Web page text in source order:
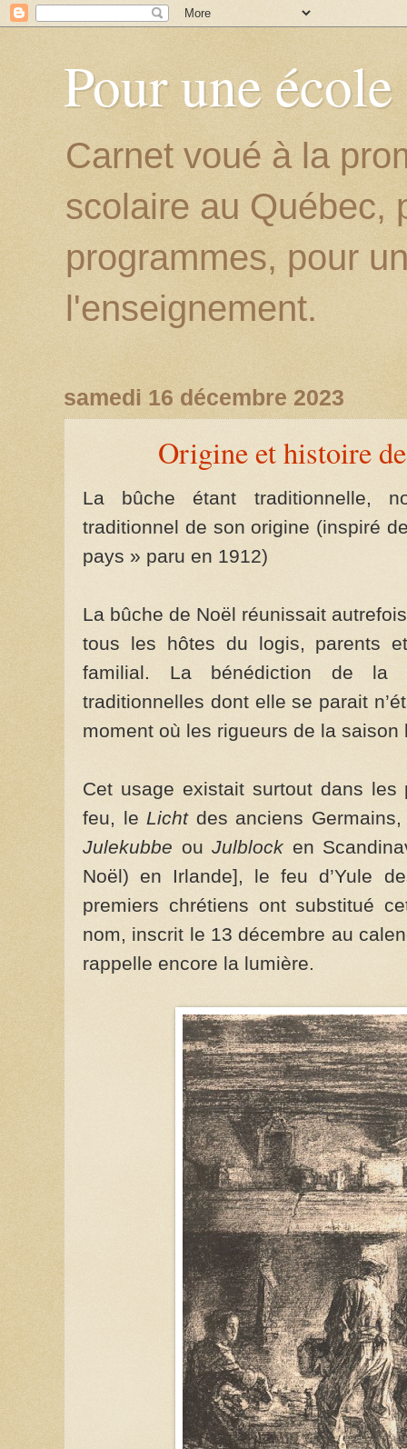
Pour une
Carnet voué à la
scolaire au Québec,
programmes, pour
l'enseignement.
samedi 16 décembre 2023
Origine et histoire
La bûche étant traditionnelle,
traditionnel de son origine (inspiré
pays » paru en 1912)
La bûche de Noël réunissait
tous les hôtes du logis, parents
familial. La bénédiction de la
traditionnelles dont elle se parait
moment où les rigueurs de la
Cet usage existait surtout dans les
feu, leLicht des anciens
Julekubbe ouJulblock en
Noël) en Irlande], le feu d’Yule
premiers chrétiens ont substitué
nom, inscrit le 13 décembre au
rappelle encore la lumière.